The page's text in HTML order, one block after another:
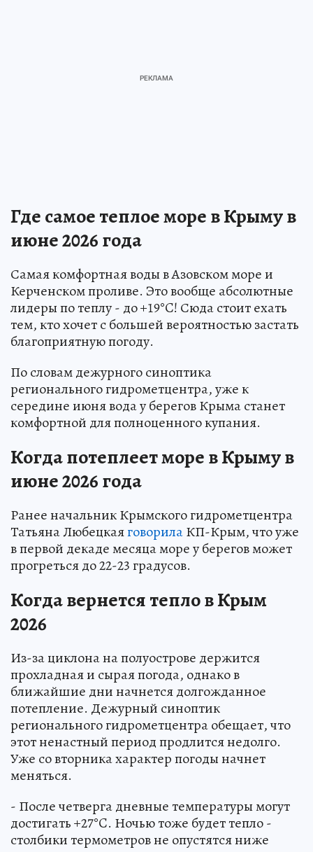
Где самое теплое море в Крыму в
июне 2026 года
Самая комфортная воды в Азовском море и
Керченском проливе. Это вообще абсолютные
лидеры по теплу - до +19°C! Сюда стоит ехать
тем, кто хочет с большей вероятностью застать
благоприятную погоду.
По словам дежурного синоптика
регионального гидрометцентра, уже к
середине июня вода у берегов Крыма станет
комфортной для полноценного купания.
Когда потеплеет море в Крыму в
июне 2026 года
Ранее начальник Крымского гидрометцентра
Татьяна ЛюбецкаяговорилаКП-Крым, что уже
в первой декаде месяца море у берегов может
прогреться до 22-23 градусов.
Когда вернется тепло в Крым
2026
Из-за циклона на полуострове держится
прохладная и сырая погода, однако в
ближайшие дни начнется долгожданное
потепление. Дежурный синоптик
регионального гидрометцентра обещает, что
этот ненастный период продлится недолго.
Уже со вторника характер погоды начнет
меняться.
- После четверга дневные температуры могут
достигать +27°C. Ночью тоже будет тепло -
столбики термометров не опустятся ниже